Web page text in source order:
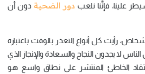
علينا، فإنَّنا نلعب دور الضحية دون أن
رأيت كل أنواع التعذر بالوقت باعتباره
لا يجدون النجاح والسعادة والإنجاز الذي
الخاطئ المنتشر على نطاق واسع هو